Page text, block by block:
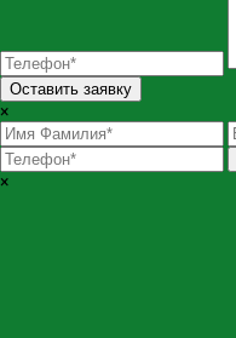
Оставить заявку
×
×